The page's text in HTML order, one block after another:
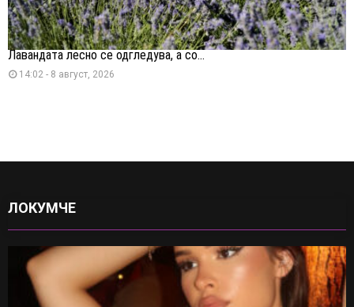
Лавандата лесно се одгледува, а со...
14:02 - 8 август, 2026
ЛОКУМЧЕ